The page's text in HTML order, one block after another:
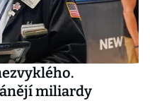
miliardy